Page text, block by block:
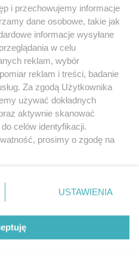
HOSTING
RSS FACEBOOK KONTAKT
serwisy
Muzyka i kultura
Archiwum wydarzeń
Zdjęcia miasta
i przechowujemy informacje
dane osobowe, takie jak
informacje wysyłane
w celu
reklam, wybór
reklam i treści, badanie
Za zgodą Użytkownika
używać dokładnych
aktywnie skanować
celów identyfikacji.
prosimy o zgodę na
rogu strony
. Niektóre
miały zastosowania tylko
USTAWIENIA